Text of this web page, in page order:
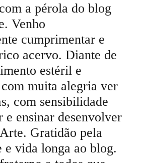
a pérola do blog
Venho
cumprimentar e
acervo. Diante de
estéril e
muita alegria ver
com sensibilidade
e ensinar desenvolver
Gratidão pela
e vida longa ao blog.